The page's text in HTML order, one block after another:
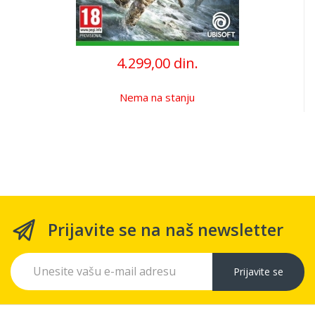
4.299,00 din.
Nema na stanju
Prijavite se na naš newsletter
Prijavite se